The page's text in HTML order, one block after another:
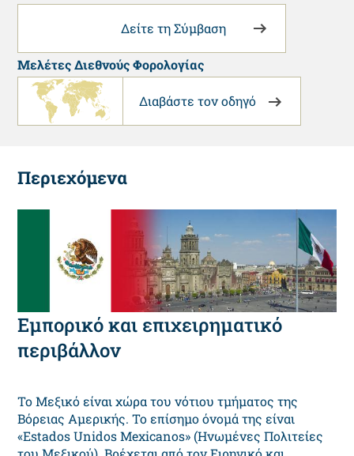
Δείτε τη Σύμβαση
Μελέτες Διεθνούς Φορολογίας
Διαβάστε τον οδηγό
Εμπορικό και επιχειρηματικό
περιβάλλον
Το Μεξικό είναι χώρα του νότιου τμήματος της
Βόρειας Αμερικής. Το επίσημο όνομά της είναι
«Estados Unidos Mexicanos» (Ηνωμένες Πολιτείες
Περιεχόμενα